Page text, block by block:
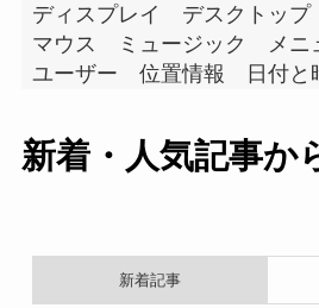
ディスプレイ
デスクトップ
マウス
ミュージック
メニ
ユーザー
位置情報 日付と
新着・人気記事か
新着記事